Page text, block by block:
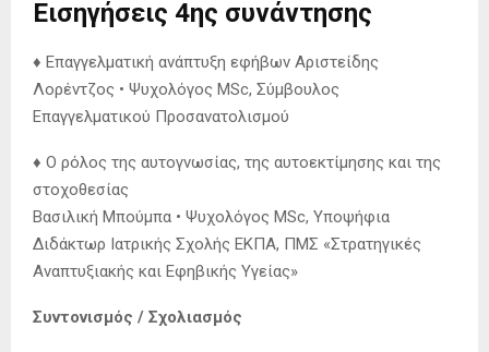
Εισηγήσεις 4ης συνάντησης
♦ Επαγγελματική ανάπτυξη εφήβων Αριστείδης
Λορέντζος • Ψυχολόγος MSc, Σύμβουλος
Επαγγελματικού Προσανατολισμού
♦ O ρόλος της αυτογνωσίας, της αυτοεκτίμησης και της
στοχοθεσίας
Βασιλική Μπούμπα • Ψυχολόγος MSc, Υποψήφια
Διδάκτωρ Ιατρικής Σχολής ΕΚΠΑ, ΠΜΣ «Στρατηγικές
Αναπτυξιακής και Εφηβικής Υγείας»
Συντονισμός / Σχολιασμός